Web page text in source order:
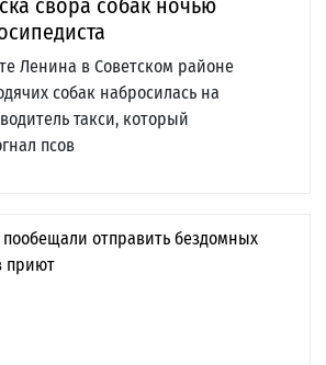
свора собак ночью
Ленина в Советском районе
собак набросилась на
такси, который
псов